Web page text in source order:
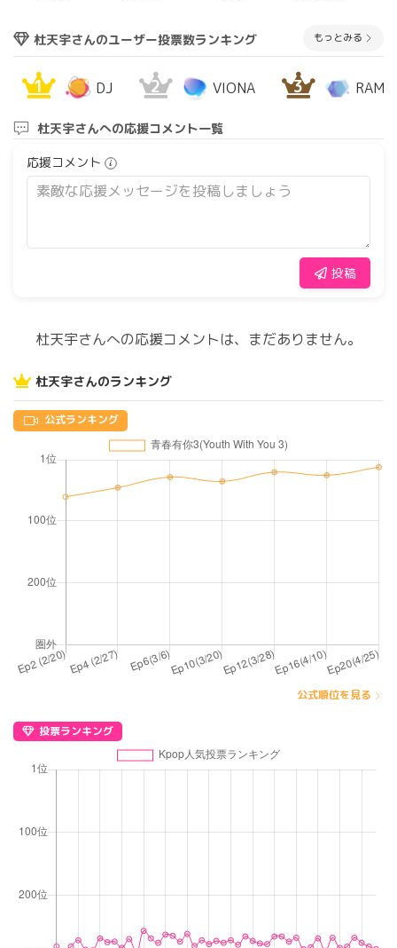
杜天宇さんのユーザー投票数ランキング もっとみる
1 DJ 2 VIONA 3
杜天宇さんへの応援コメント一覧
応援コメント
投稿
杜天宇さんへの応援コメントは、まだありません。
杜天宇さんのランキング
公式ランキング
公式順位を見る
投票ランキング